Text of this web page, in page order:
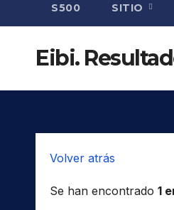
S500 SITIO
Eibi.
Volver atrás
Se han encontrado 1